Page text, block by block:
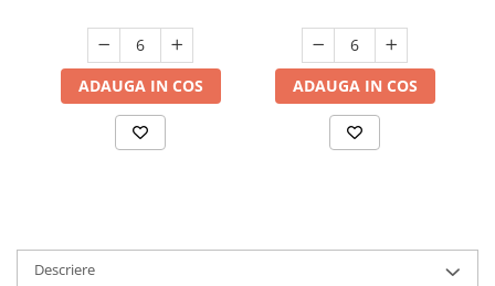
Suporturi si servetele
Tacamuri si seturi
Taietoare manuale
Tocatoare de bucatarie
Suporturi si accesorii de baie
Uscatoare de rufe
ADAUGA IN COS ADAUGA IN COS
Descriere